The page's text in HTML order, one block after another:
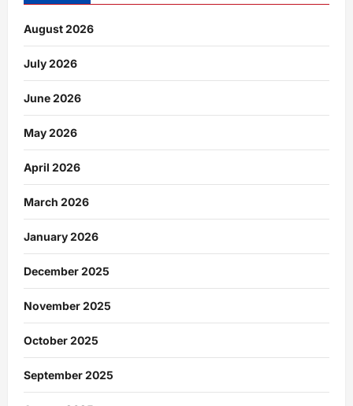
August 2026
July 2026
June 2026
May 2026
April 2026
March 2026
January 2026
December 2025
November 2025
October 2025
September 2025